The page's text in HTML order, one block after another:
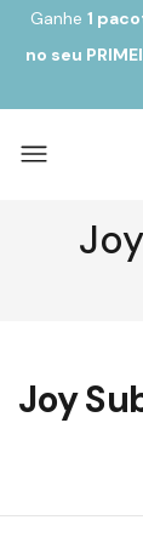
Ganhe 1
no seu
Joy